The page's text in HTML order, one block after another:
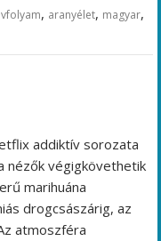
, aranyélet, magyar,
addiktív sorozata
nézők végigkövethetik
marihuána
drogcsászárig, az
atmoszféra